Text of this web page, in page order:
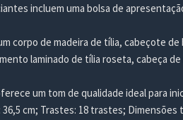
incluem uma bolsa de
corpo de madeira de tília, cabeçote de
laminado de tília roseta, cabeça de
um tom de qualidade ideal para
cm; Trastes: 18 trastes; Dimensões